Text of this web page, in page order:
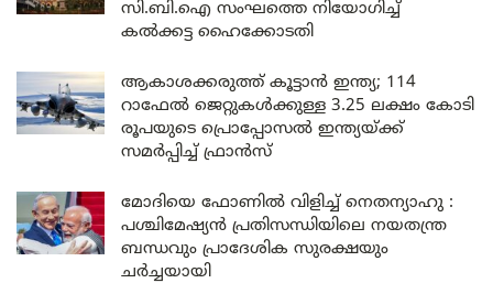
സി.ബി.ഐ സംഘത്തെ നിയോഗിച്ച്
കൽക്കട്ട ഹൈക്കോടതി
ആകാശക്കരുത്ത് കൂട്ടാൻ ഇന്ത്യ; 114
റാഫേൽ ജെറ്റുകൾക്കുള്ള 3.25 ലക്ഷം കോടി
രൂപയുടെ പ്രൊപ്പോസൽ ഇന്ത്യയ്ക്ക്
സമർപ്പിച്ച് ഫ്രാൻസ്
മോദിയെ ഫോണിൽ വിളിച്ച് നെതന്യാഹു :
പശ്ചിമേഷ്യൻ പ്രതിസന്ധിയിലെ നയതന്ത്ര
ബന്ധവും പ്രാദേശിക സുരക്ഷയും
ചർച്ചയായി